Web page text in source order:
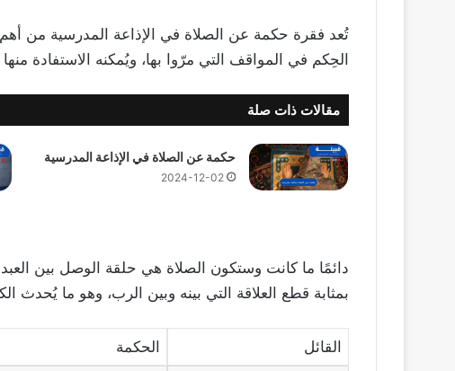
تُعد فقرة حكمة عن الصلاة في الإذاعة المدرسية من
الحِكم في المواقف التي مرّوا بها، ويُمكنه الاستفادة
مقالات ذات صلة
حكمة عن الصلاة في الإذاعة المدرسية
2024-12-02
دائمًا ما كانت وستكون الصلاة هي حلقة الوصل بين
بمثابة قطع العلاقة التي بينه وبين الرب، وهو ما يُحدث
القائل الحكمة